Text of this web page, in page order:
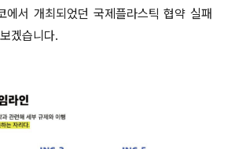
에서 개최되었던 국제플라스틱 협약 실패
겠습니다.